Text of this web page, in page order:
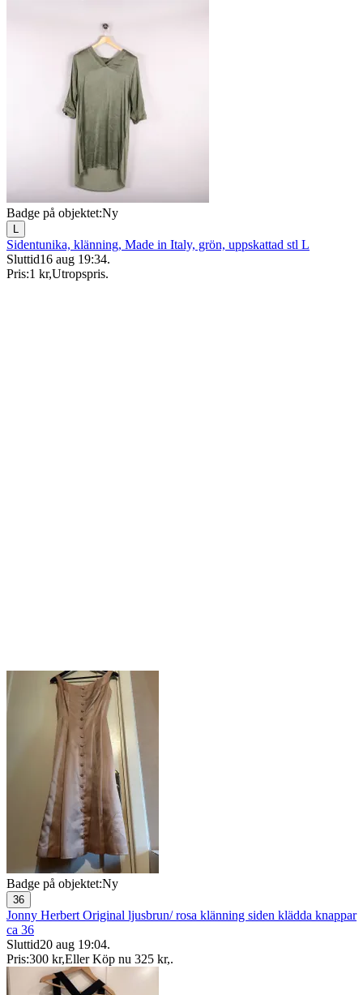
Badge på objektet:Ny
L
Sidentunika, klänning, Made in Italy, grön, uppskattad stl L
Sluttid16 aug 19:34.
Pris:1 kr,Utropspris.
Badge på objektet:Ny
36
Jonny Herbert Original ljusbrun/ rosa klänning siden klädda knappar
ca 36
Sluttid20 aug 19:04.
Pris:300 kr,Eller Köp nu 325 kr,.